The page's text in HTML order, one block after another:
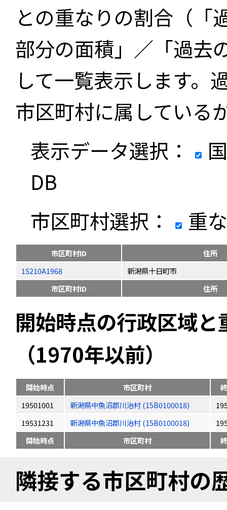
との重なりの割合（「
部分の面積」／「過去
して一覧表示します。
市区町村に属している
表示データ選択：
DB
市区町村選択：
重
市区町村ID
住所
15210A1968
新潟県十日町市
市区町村ID
住所
開始時点の行政区域
（1970年以前）
開始時点 市区町村
19501001
新潟県中魚沼郡川治村 (15B0100018)
19531231
新潟県中魚沼郡川治村 (15B0100018)
開始時点
市区町村
隣接する市区町村の